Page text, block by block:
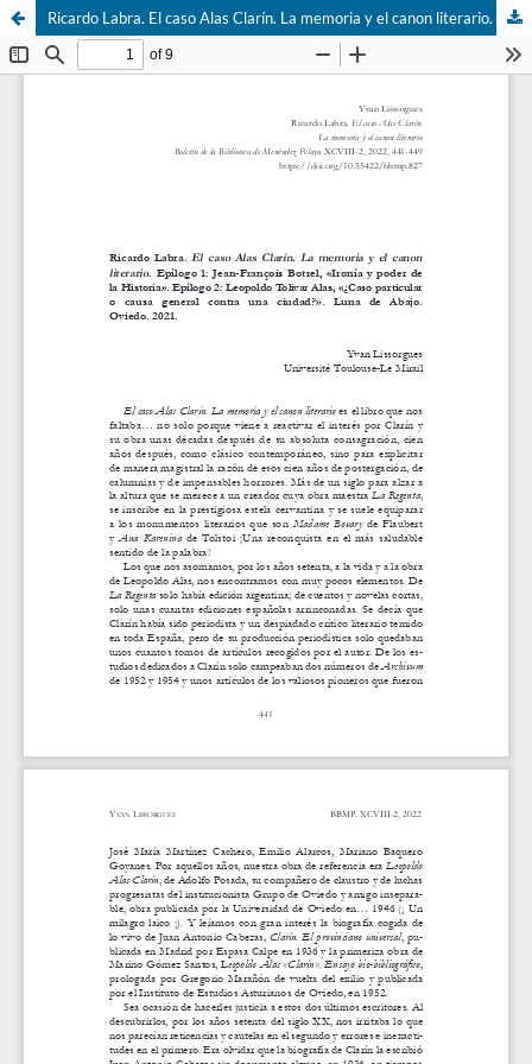
Ricardo Labra. El caso Alas Clarín. La memoria y el canon literario.